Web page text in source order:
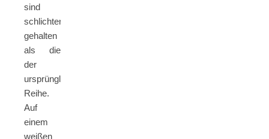
sind
schlichter
gehalten
als die
der
ursprünglichen
Reihe.
Auf
einem
weißen